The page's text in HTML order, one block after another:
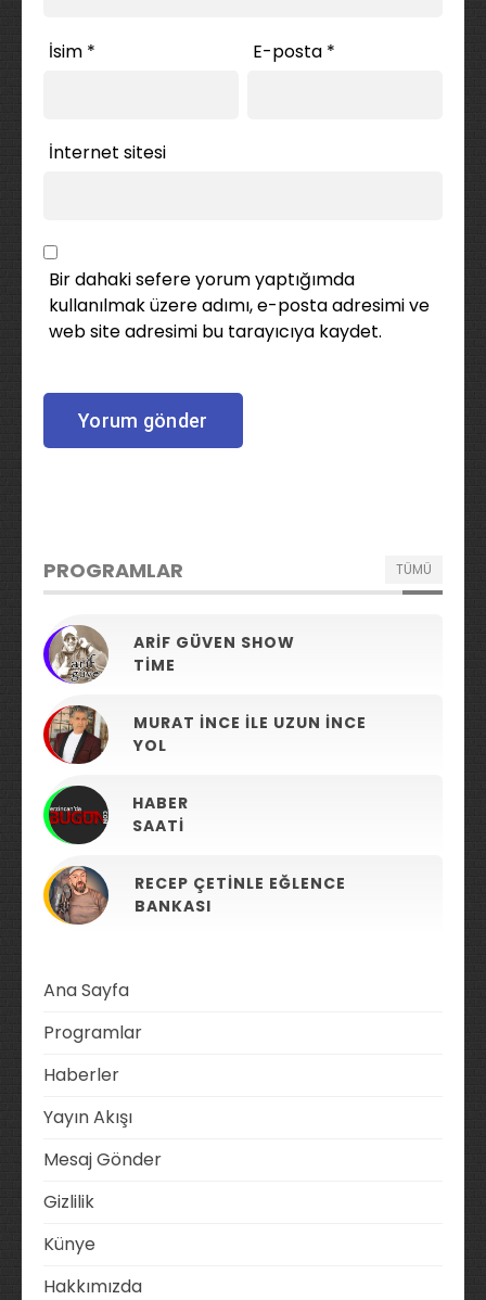
İsim * E-posta *
İnternet sitesi
Bir dahaki sefere yorum yaptığımda
kullanılmak üzere adımı, e-posta adresimi ve
web site adresimi bu tarayıcıya kaydet.
PROGRAMLAR TÜMÜ
ARIF GÜVEN SHOW
TIME
MURAT İNCE ILE UZUN İNCE
YOL
HABER
SAATI
RECEP ÇETINLE EĞLENCE
BANKASI
Ana Sayfa
Programlar
Haberler
Yayın Akışı
Mesaj Gönder
Gizlilik
Künye
Hakkımızda